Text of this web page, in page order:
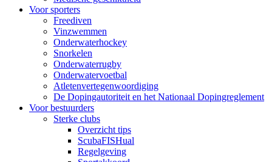
Voor sporters
Freediven
Vinzwemmen
Onderwaterhockey
Snorkelen
Onderwaterrugby
Onderwatervoetbal
Atletenvertegenwoordiging
De Dopingautoriteit en het Nationaal Dopingreglement
Voor bestuurders
Sterke clubs
Overzicht tips
ScubaFISHual
Regelgeving